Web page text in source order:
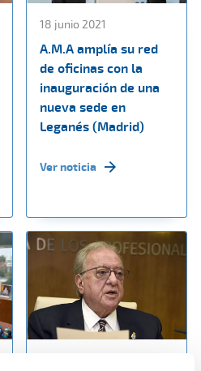
18 junio 2021
A.M.A amplía su red
de oficinas con la
inauguración de una
nueva sede en
Leganés (Madrid)
Ver noticia